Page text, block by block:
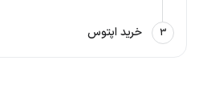
3 خرید اپتوس